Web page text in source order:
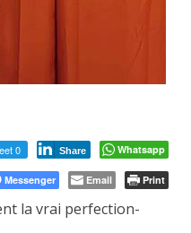
0 Share Whatsapp
Messenger Email Print
la vrai perfection-